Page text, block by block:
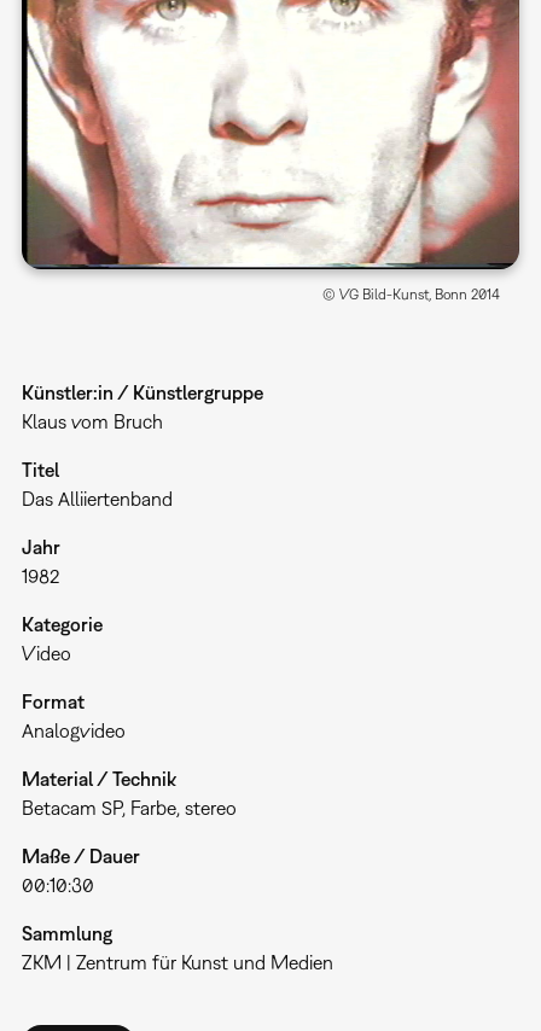
© VG Bild-Kunst, Bonn 2014
Künstler:in / Künstlergruppe
Klaus vom Bruch
Titel
Das Alliiertenband
Jahr
1982
Kategorie
Video
Format
Analogvideo
Material / Technik
Betacam SP, Farbe, stereo
Maße / Dauer
00:10:30
Sammlung
ZKM | Zentrum für Kunst und Medien